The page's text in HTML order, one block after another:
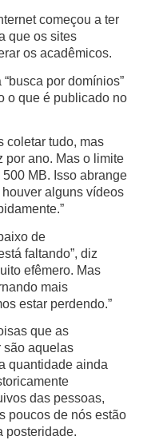
começou a ter
que os sites
os acadêmicos.
por domínios”
o que é publicado no
coletar tudo, mas
por ano. Mas o limite
MB. Isso abrange
alguns vídeos
de
faltando”, diz
efêmero. Mas
mais
estar perdendo.”
que as
são aquelas
quantidade ainda
das pessoas,
poucos de nós estão
posteridade.